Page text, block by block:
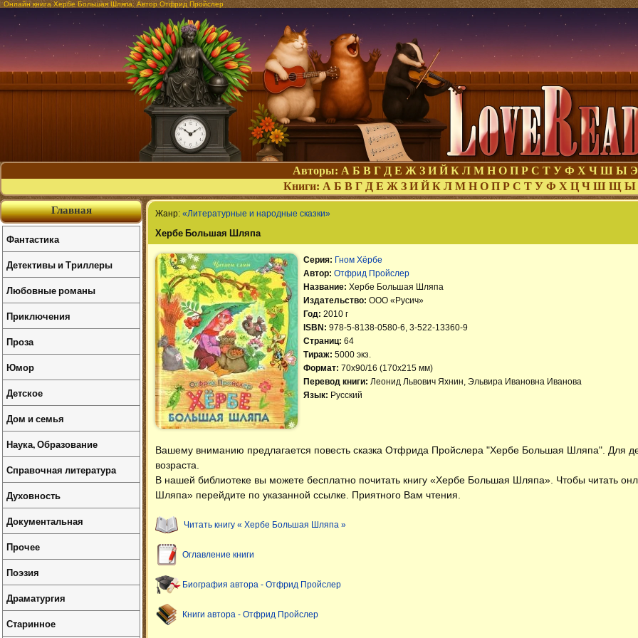
Онлайн книга Хербе Большая Шляпа. Автор Отфрид Пройслер
Авторы: А Б В Г Д Е Ж З И Й К Л М Н О П Р С Т У Ф Х Ч Ш Ы Э
Книги: А Б В Г Д Е Ж З И Й К Л М Н О П Р С Т У Ф Х Ц Ч Ш Щ Ы
Жанр: «Литературные и народные сказки»
Хербе Большая Шляпа
Серия: Гном Хёрбе
Автор: Отфрид Пройслер
Название: Хербе Большая Шляпа
Издательство: ООО «Русич»
Год: 2010 г
ISBN: 978-5-8138-0580-6, 3-522-13360-9
Страниц: 64
Тираж: 5000 экз.
Формат: 70x90/16 (170х215 мм)
Перевод книги: Леонид Львович Яхнин, Эльвира Ивановна Иванова
Язык: Русский
Вашему вниманию предлагается повесть сказка Отфрида Пройслера "Хербе Большая Шляпа". Для
возраста.
В нашей библиотеке вы можете бесплатно почитать книгу «Хербе Большая Шляпа» . Чтобы читать
Шляпа» перейдите по указанной ссылке. Приятного Вам чтения.
Читать книгу « Хербе Большая Шляпа »
Оглавление книги
Биография автора - Отфрид Пройслер
Книги автора - Отфрид Пройслер
Главная
Фантастика
Детективы и Триллеры
Любовные романы
Приключения
Проза
Юмор
Детское
Дом и семья
Наука, Образование
Справочная литература
Духовность
Документальная
Прочее
Поэзия
Драматургия
Старинное